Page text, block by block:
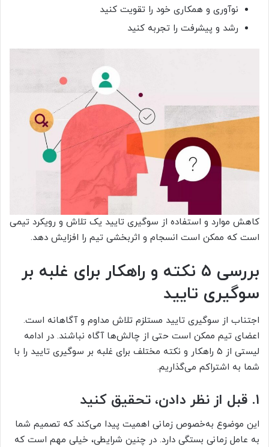
نوآوری و همکاری خود را تقویت کنید
رشد و پیشرفت را تجربه کنید
کاهش موارد و استفاده از سوگیری تایید یک تلاش و رویکرد تیمی
است که ممکن است انسجام و اثربخشی تیم را افزایش دهد.
بررسی ۵ نکته و راهکار برای غلبه بر
سوگیری تایید
اجتناب از سوگیری تایید مستلزم تلاش مداوم و آگاهانه است.
اعضای تیم ممکن است حتی از چالش‌ها آگاه نباشند. در ادامه
لیستی از ۵ راهکار و نکته مختلف برای غلبه بر سوگیری تایید را با
شما به اشتراکم می‌گذاریم.
۱. قبل از نظر دادن، تحقیق کنید
این موضوع به‌خصوص زمانی اهمیت پیدا می‌کند که تصمیم شما
به عامل زمانی بستگی دارد. در چنین شرایطی، خیلی مهم است که